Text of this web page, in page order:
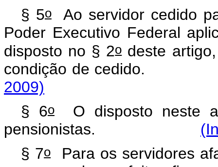
§ 5oAo servidor cedido
Poder Executivo Federal
disposto no § 2odeste artigo,
condição de cedido.
2009)
§ 6o O disposto neste
pensionistas.
§ 7oPara os servidores